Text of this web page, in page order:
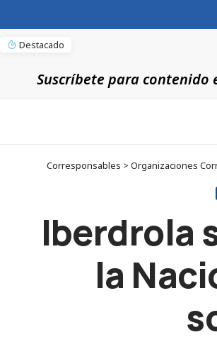
Destacado
Suscríbete para contenido
Corresponsables > Organizaciones
Iberdrola
la